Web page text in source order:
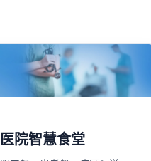
医院智慧食堂